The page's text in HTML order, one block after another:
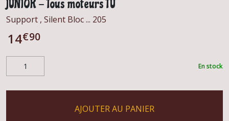
JUNIOR - Tous moteurs TU
Support , Silent Bloc ... 205
14€90
En stock
AJOUTER AU PANIER